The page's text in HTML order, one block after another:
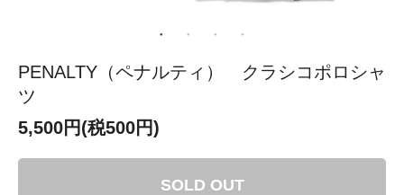
PENALTY（ペナルティ） クラシコポロシャ
ツ
5,500円(税500円)
SOLD OUT